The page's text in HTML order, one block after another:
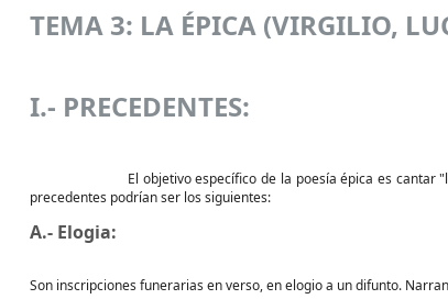
TEMA 3: LA ÉPICA (VIRGILIO,
I.- PRECEDENTES:
El objetivo específico de la poesía épica es cantar "las
precedentes podrían ser los siguientes:
A.- Elogia:
Son inscripciones funerarias en verso, en elogio a un difunto.